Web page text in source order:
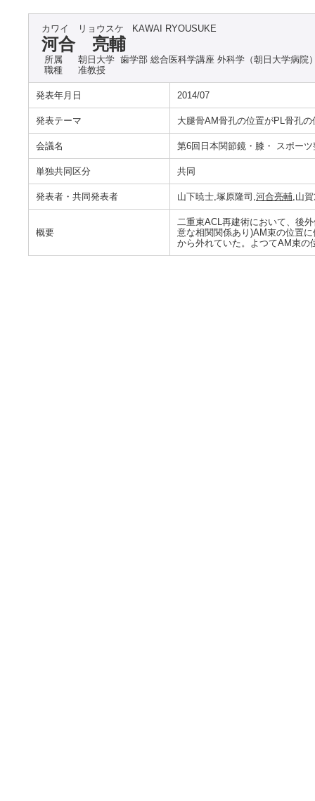
カワイ リョウスケ KAWAI RYOUSUKE
河合 亮輔
所属
朝日大学 歯学部 総合医科学講座 外科学（朝日大学病院
職種
准教授
発表年月日 2014/07
発表テーマ 大腿骨AM骨孔の位置がPL骨孔
会議名 第6回日本関節鏡・膝・ スポー
単独共同区分 共同
発表者・共同発表者 山下暁士,塚原隆司,河合亮輔,山
概要
二重束ACL再建術において、後
意な相関関係あり)AM束の位置
から外れていた。よつてAM束の